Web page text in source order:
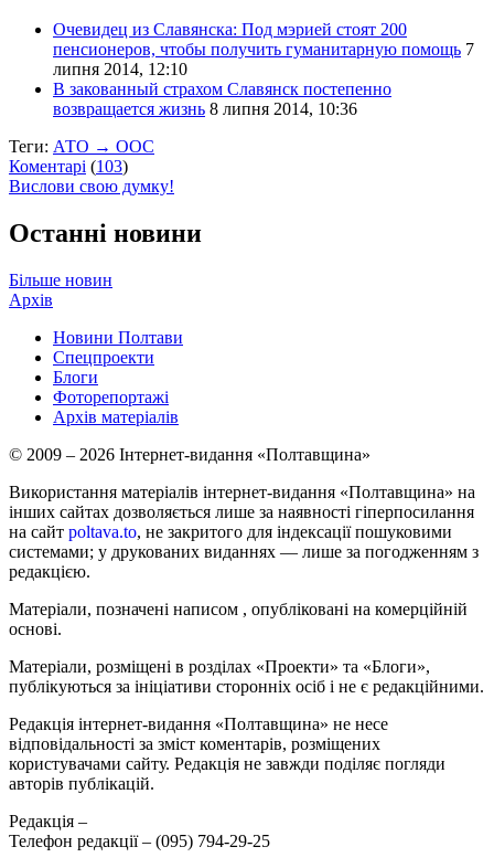
Очевидец из Славянска: Под мэрией стоят 200
пенсионеров, чтобы получить гуманитарную помощь 7
липня 2014, 12:10
В закованный страхом Славянск постепенно
возвращается жизнь 8 липня 2014, 10:36
Теги: АТО → ООС
Коментарі (103)
Вислови свою думку!
Останні новини
Більше новин
Архів
Новини Полтави
Спецпроекти
Блоги
Фоторепортажі
Архів матеріалів
© 2009 – 2026 Інтернет-видання «Полтавщина»
Використання матеріалів інтернет-видання «Полтавщина» на
інших сайтах дозволяється лише за наявності гіперпосилання
на сайт poltava.to, не закритого для індексації пошуковими
системами; у друкованих виданнях — лише за погодженням з
редакцією.
Матеріали, позначені написом , опубліковані на комерційній
основі.
Матеріали, розміщені в розділах «Проекти» та «Блоги»,
публікуються за ініціативи сторонніх осіб і не є редакційними.
Редакція інтернет-видання «Полтавщина» не несе
відповідальності за зміст коментарів, розміщених
користувачами сайту. Редакція не завжди поділяє погляди
авторів публікацій.
Редакція –
Телефон редакції – (095) 794-29-25